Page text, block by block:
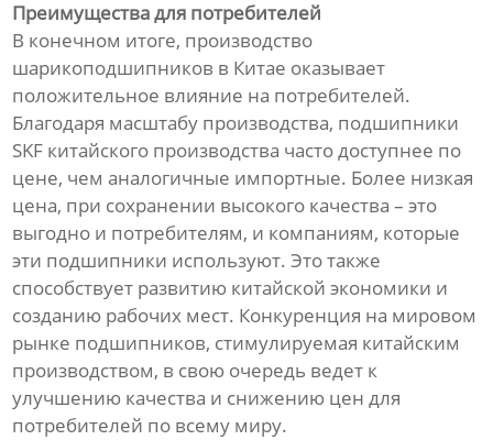
Преимущества для потребителей
В конечном итоге, производство
шарикоподшипников в Китае оказывает
положительное влияние на потребителей.
Благодаря масштабу производства, подшипники
SKF китайского производства часто доступнее по
цене, чем аналогичные импортные. Более низкая
цена, при сохранении высокого качества – это
выгодно и потребителям, и компаниям, которые
эти подшипники используют. Это также
способствует развитию китайской экономики и
созданию рабочих мест. Конкуренция на мировом
рынке подшипников, стимулируемая китайским
производством, в свою очередь ведет к
улучшению качества и снижению цен для
потребителей по всему миру.